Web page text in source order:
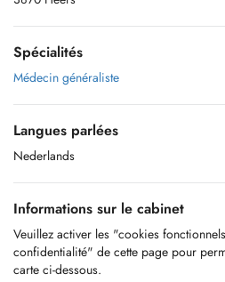
Spécialités
Médecin généraliste
Langues parlées
Nederlands
Informations sur le cabinet
Veuillez activer les "cookies
confidentialité" de cette page pour
carte ci-dessous.